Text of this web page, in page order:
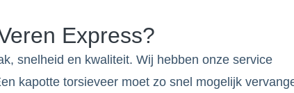
Express?
snelheid en kwaliteit. Wij hebben onze service
kapotte torsieveer moet zo snel mogelijk